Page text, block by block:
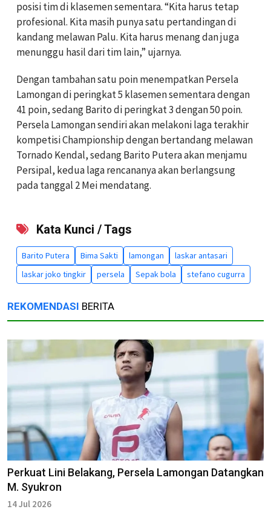
posisi tim di klasemen sementara. “Kita harus tetap
profesional. Kita masih punya satu pertandingan di
kandang melawan Palu. Kita harus menang dan juga
menunggu hasil dari tim lain,” ujarnya.
Dengan tambahan satu poin menempatkan Persela
Lamongan di peringkat 5 klasemen sementara dengan
41 poin, sedang Barito di peringkat 3 dengan 50 poin.
Persela Lamongan sendiri akan melakoni laga terakhir
kompetisi Championship dengan bertandang melawan
Tornado Kendal, sedang Barito Putera akan menjamu
Persipal, kedua laga rencananya akan berlangsung
pada tanggal 2 Mei mendatang.
Kata Kunci / Tags
Barito Putera Bima Sakti lamongan
laskar antasari
laskar joko tingkir
persela Sepak bola stefano cugurra
REKOMENDASI BERITA
Perkuat Lini Belakang, Persela Lamongan Datangkan
M. Syukron
14 Jul 2026